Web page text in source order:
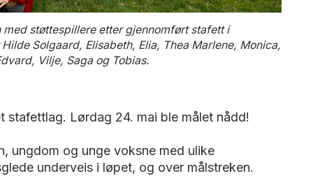
støttespillere etter gjennomført stafett i
Solgaard, Elisabeth, Elia, Thea Marlene, Monica,
Vilje, Saga og Tobias.
stafettlag. Lørdag 24. mai ble målet nådd!
ungdom og unge voksne med ulike
underveis i løpet, og over målstreken.